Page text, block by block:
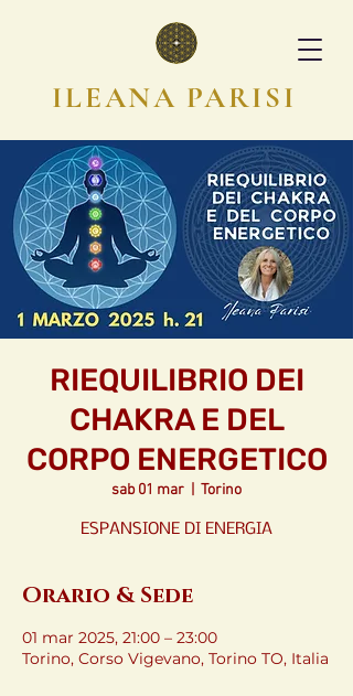
ILEANA PARISI
RIEQUILIBRIO DEI
CHAKRA E DEL
CORPO ENERGETICO
sab 01 mar Torino
ESPANSIONE DI ENERGIA
Orario & Sede
01 mar 2025, 21:00 – 23:00
Torino, Corso Vigevano, Torino TO, Italia